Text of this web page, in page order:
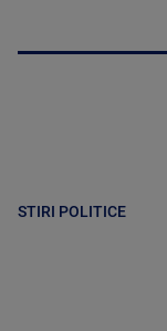
STIRI POLITICE